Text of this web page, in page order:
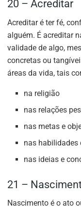
20 – Acreditar
Acreditar é ter fé,
alguém. É acreditar
validade de algo,
concretas ou
áreas da vida, tais
na religião
nas relações
nas metas e
nas habilidades
nas ideias e
21 –
Nascimento é o ato